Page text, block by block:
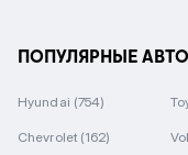
ПОПУЛЯРНЫЕ
Hyundai (754)
Chevrolet (162)